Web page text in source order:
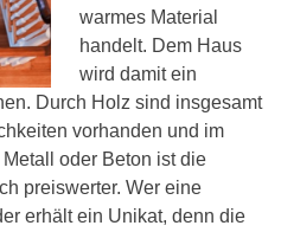
warmes Material
handelt. Dem Haus
wird damit ein
Durch Holz sind insgesamt
vorhanden und im
oder Beton ist die
preiswerter. Wer eine
erhält ein Unikat, denn die